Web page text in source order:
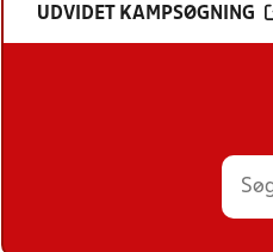
UDVIDET KAMPSØGNING